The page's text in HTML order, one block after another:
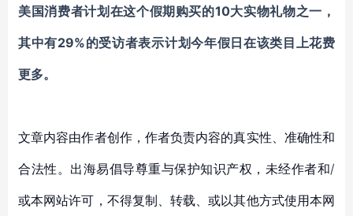
美国消费者计划在这个假期购买的10大实物礼物之一 ，
其中有29%的受访者表示计划今年假日在该类目上花费
更多。
文章内容由作者创作，作者负责内容的真实性、准确性和
合法性。出海易倡导尊重与保护知识产权，未经作者和/
或本网站许可，不得复制、转载、或以其他方式使用本网